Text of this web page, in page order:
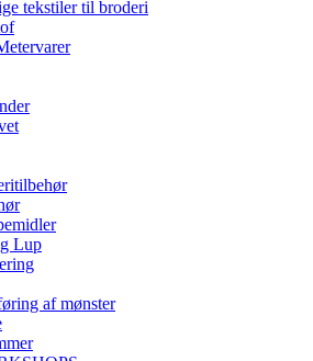
tekstiler til broderi
Lup
af mønster